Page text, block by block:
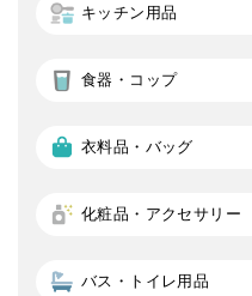
キッチン用品
食器・コップ
衣料品・バッグ
化粧品・アクセサリー
バス・トイレ用品